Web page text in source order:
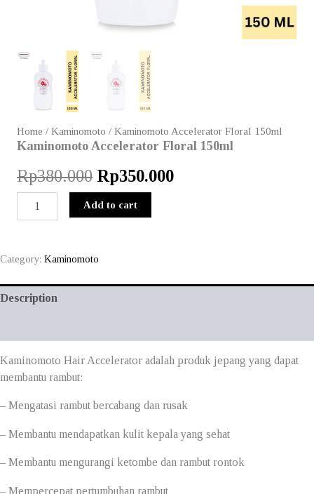
Home / Kaminomoto / Kaminomoto Accelerator Floral 150ml
Kaminomoto Accelerator Floral 150ml
Rp380.000 Original
price
Rp350.000Current
Accelerator
quantity
Add to cart
Category: Kaminomoto
Description
Kaminomoto Hair Accelerator adalah produk jepang yang dapat
membantu rambut:
– Mengatasi rambut bercabang dan rusak
– Membantu mendapatkan kulit kepala yang sehat
– Membantu mengurangi ketombe dan rambut rontok
– Mempercepat pertumbuhan rambut